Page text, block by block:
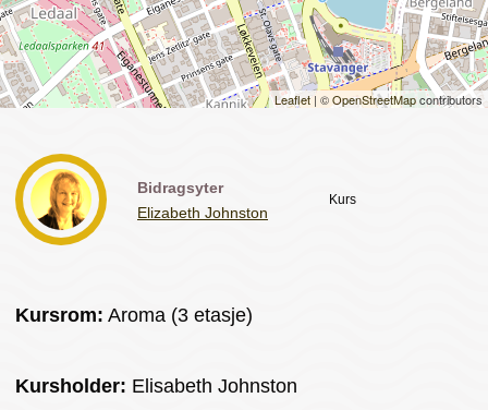
Leaflet | ©OpenStreetMapcontributors
Bidragsyter
Elizabeth Johnston
Kurs
Kursrom: Aroma (3 etasje)
Kursholder: Elisabeth Johnston